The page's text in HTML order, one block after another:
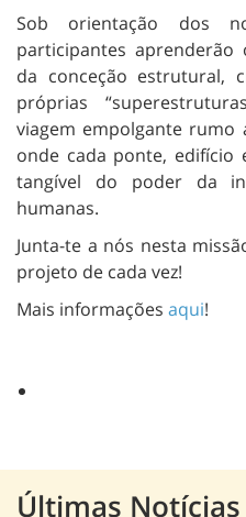
Sob orientação dos
participantes aprenderão
da conceção estrutural,
próprias
viagem empolgante rumo
onde cada ponte, edifício
tangível do poder da
humanas.
Junta-te a nós nesta
projeto de cada vez!
Mais informações aqui!
Últimas Notícias